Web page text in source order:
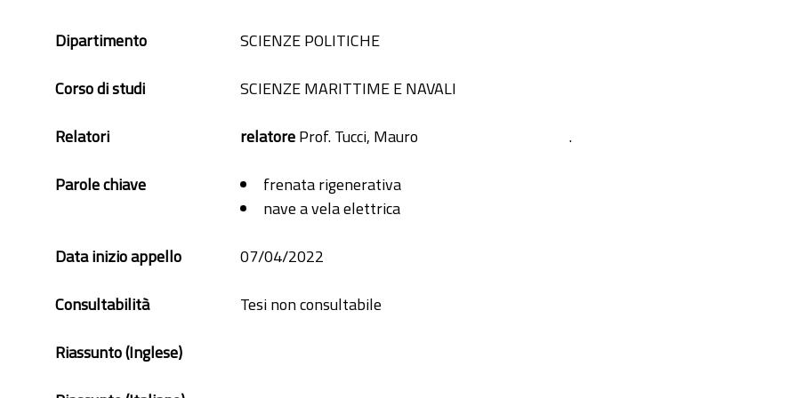
Dipartimento
SCIENZE POLITICHE
Corso di studi
SCIENZE MARITTIME E NAVALI
Relatori
.
relatoreProf. Tucci, Mauro
Parole chiave
frenata rigenerativa
nave a vela elettrica
Data inizio appello
07/04/2022
Consultabilità
Tesi non consultabile
Riassunto (Inglese)